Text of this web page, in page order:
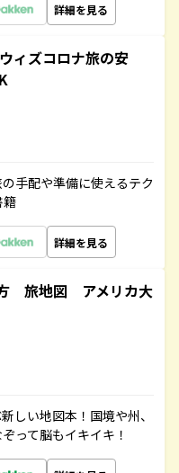
詳細を見る
ィズコロナ旅の安
手配や準備に使えるテク
籍
詳細を見る
旅地図 アメリカ大
しい地図本！国境や州、
って脳もイキイキ！